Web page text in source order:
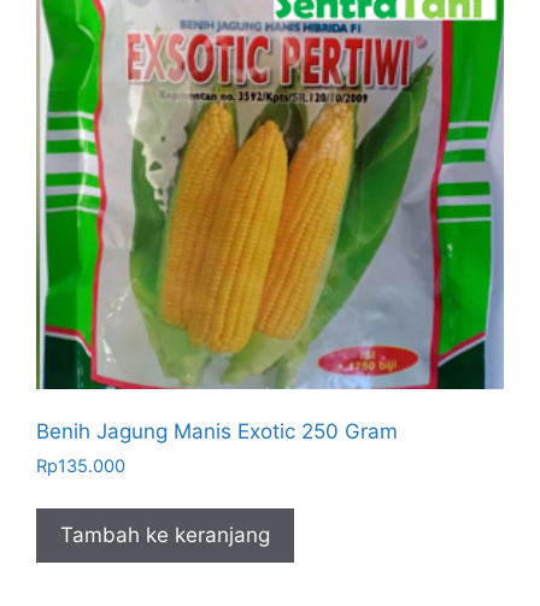
Benih Jagung Manis Exotic 250 Gram
Rp135.000
Tambah ke keranjang